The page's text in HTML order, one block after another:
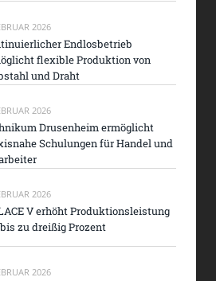
2026
Endlosbetrieb
flexible Produktion von
und Draht
2026
Drusenheim ermöglicht
Schulungen für Handel und
2026
V erhöht Produktionsleistung
zu dreißig Prozent
2026